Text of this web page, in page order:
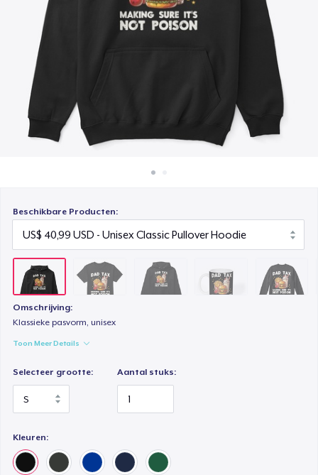
Verkoop overal
Beschikbare Producten:
Omschrijving:
Klassieke pasvorm, unisex
Toon Meer Details
Selecteer grootte: Aantal stuks:
Kleuren:
Unisex Premium Pullover Hoodie
Unisex Classic Crewneck Sweatshirt
US$ 32,99
US$ 24,99